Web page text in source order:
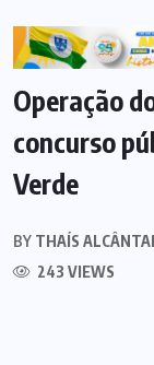
TOCANTINS
Operação
concurso
Verde
BY THAÍS
243 VIEWS